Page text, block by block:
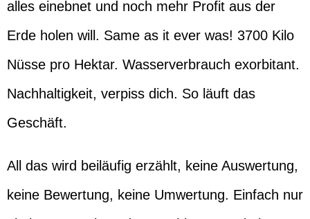
alles einebnet und noch mehr Profit aus der
Erde holen will. Same as it ever was! 3700 Kilo
Nüsse pro Hektar. Wasserverbrauch exorbitant.
Nachhaltigkeit, verpiss dich. So läuft das
Geschäft.
All das wird beiläufig erzählt, keine Auswertung,
keine Bewertung, keine Umwertung. Einfach nur